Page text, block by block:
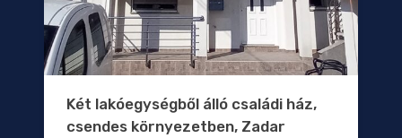
Két lakóegységből álló családi ház,
csendes környezetben, Zadar